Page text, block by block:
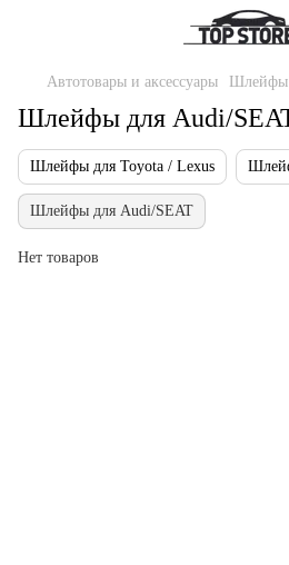
Автотовары и аксессуары Шлейфы
Шлейфы для Audi/
Шлейфы для Toyota / Lexus
Шлейфы для Audi/SEAT
Нет товаров